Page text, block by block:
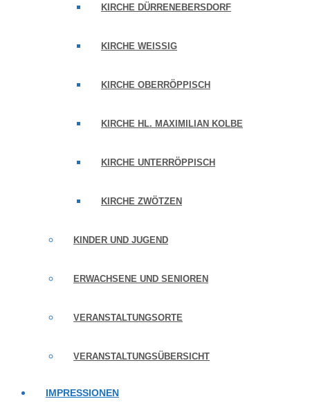
KIRCHE DÜRRENEBERSDORF
KIRCHE WEISSIG
KIRCHE OBERRÖPPISCH
KIRCHE HL. MAXIMILIAN KOLBE
KIRCHE UNTERRÖPPISCH
KIRCHE ZWÖTZEN
KINDER UND JUGEND
ERWACHSENE UND SENIOREN
VERANSTALTUNGSORTE
VERANSTALTUNGSÜBERSICHT
IMPRESSIONEN